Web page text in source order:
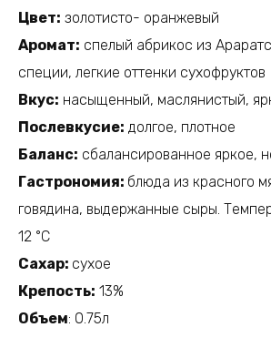
Цвет: золотисто- оранжевый
Аромат: спелый абрикос из
специи, легкие оттенки сухофруктов
Вкус: насыщенный, маслянистый,
Послевкусие: долгое, плотное
Баланс: сбалансированное яркое,
Гастрономия: блюда из красного
говядина, выдержанные сыры.
12 °C
Сахар: сухое
Крепость: 13%
Объем: 0.75л